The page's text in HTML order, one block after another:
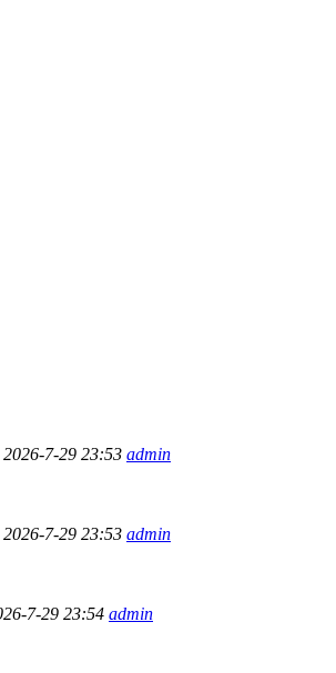
2026-7-29 23:53 admin
2026-7-29 23:53 admin
7-29 23:54 admin